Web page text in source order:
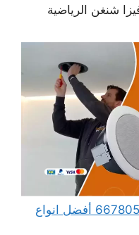
شنغن الرياضية
فني سماعات سقف بلوتوث 66780530 أفضل انواع